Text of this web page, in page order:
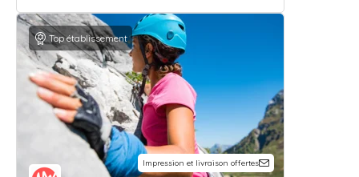
Top établissement
Impression et livraison offertes